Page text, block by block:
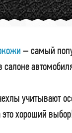
– самый
салоне
учитывают
это хороший